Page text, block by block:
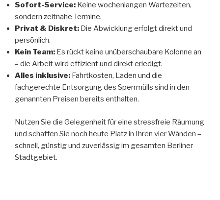
Sofort-Service: Keine wochenlangen Wartezeiten,
sondern zeitnahe Termine.
Privat & Diskret: Die Abwicklung erfolgt direkt und
persönlich.
Kein Team: Es rückt keine unüberschaubare Kolonne an
– die Arbeit wird effizient und direkt erledigt.
Alles inklusive: Fahrtkosten, Laden und die
fachgerechte Entsorgung des Sperrmülls sind in den
genannten Preisen bereits enthalten.
Nutzen Sie die Gelegenheit für eine stressfreie Räumung
und schaffen Sie noch heute Platz in Ihren vier Wänden –
schnell, günstig und zuverlässig im gesamten Berliner
Stadtgebiet.